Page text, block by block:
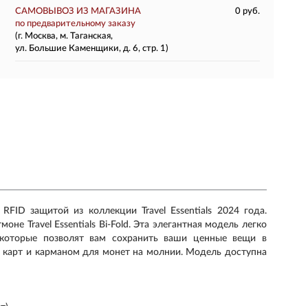
САМОВЫВОЗ ИЗ МАГАЗИНА
0 руб.
по предварительному заказу
(г. Москва, м. Таганская,
ул. Большие Каменщики, д. 6, стр. 1)
защитой из коллекции Travel Essentials 2024 года.
Travel Essentials Bi-Fold. Эта элегантная модель легко
позволят вам сохранить ваши ценные вещи в
карт и карманом для монет на молнии. Модель доступна